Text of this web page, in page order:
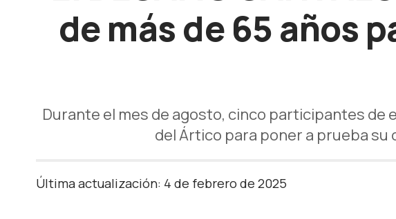
de más de 65 años
Durante el mes de agosto, cinco participantes de
del Ártico para poner a prueba
Última actualización: 4 de febrero de 2025